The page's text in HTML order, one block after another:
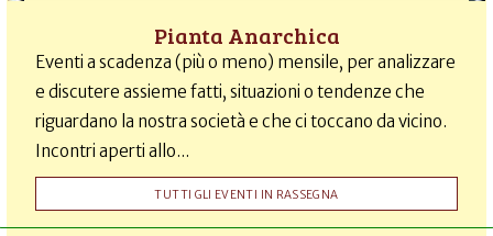
Pianta Anarchica
Eventi a scadenza (più o meno) mensile, per analizzare
e discutere assieme fatti, situazioni o tendenze che
riguardano la nostra società e che ci toccano da vicino.
Incontri aperti allo...
TUTTI GLI EVENTI IN RASSEGNA